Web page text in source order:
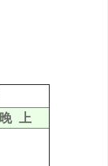
晚 上